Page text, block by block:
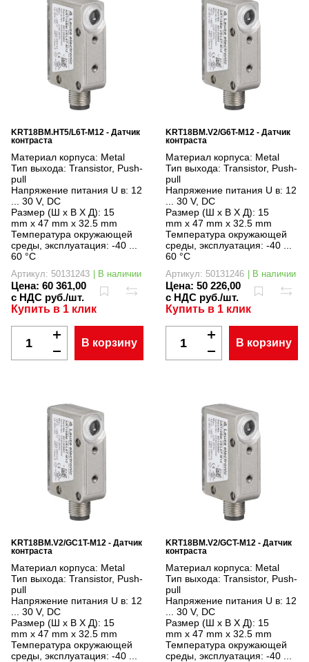
KRT18BM.HT5/L6T-M12 - Датчик
контраста
Материал корпуса: Metal
Тип выхода: Transistor, Push-
pull
Напряжение питания U в: 12
... 30 V, DC
Размер (Ш x В X Д): 15
mm x 47 mm x 32.5 mm
Температура окружающей
среды, эксплуатация: -40 ...
60 °C
Артикул: 50131243 | В наличии
Цена: 60 361,00
с НДС руб./шт.
Купить в 1 клик
В корзину
KRT18BM.V2/G6T-M12 - Датчик
контраста
Материал корпуса: Metal
Тип выхода: Transistor, Push-
pull
Напряжение питания U в: 12
... 30 V, DC
Размер (Ш x В X Д): 15
mm x 47 mm x 32.5 mm
Температура окружающей
среды, эксплуатация: -40 ...
60 °C
Артикул: 50131246 | В наличии
Цена: 50 226,00
с НДС руб./шт.
Купить в 1 клик
В корзину
KRT18BM.V2/GC1T-M12 - Датчик
контраста
Материал корпуса: Metal
Тип выхода: Transistor, Push-
pull
Напряжение питания U в: 12
... 30 V, DC
Размер (Ш x В X Д): 15
mm x 47 mm x 32.5 mm
Температура окружающей
среды, эксплуатация: -40 ...
KRT18BM.V2/GCT-M12 - Датчик
контраста
Материал корпуса: Metal
Тип выхода: Transistor, Push-
pull
Напряжение питания U в: 12
... 30 V, DC
Размер (Ш x В X Д): 15
mm x 47 mm x 32.5 mm
Температура окружающей
среды, эксплуатация: -40 ...